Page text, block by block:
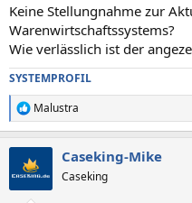
:
Keine Stellungnahme zur
Warenwirtschaftssystems?
Wie verlässlich ist der
SYSTEMPROFIL
R
e
t
Malustra
Caseking-Mike
Caseking